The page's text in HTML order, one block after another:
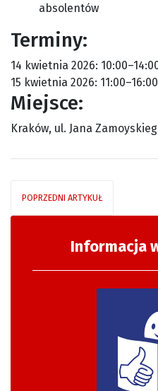
absolentów
Terminy:
14 kwietnia 2026:
15 kwietnia 2026: 11:00–16:00
Miejsce:
Kraków, ul. Jana
POPRZEDNI ARTYKUŁ
Informacja